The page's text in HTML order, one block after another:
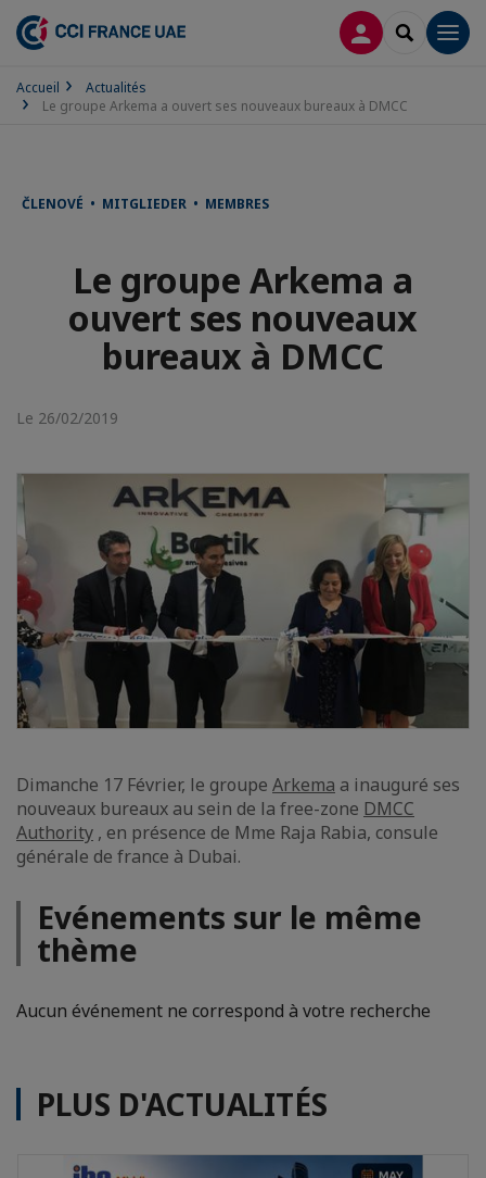
CONNEXION
Accueil
Actualités
Le groupe Arkema a ouvert ses nouveaux bureaux à DMCC
ČLENOVÉ • MITGLIEDER • MEMBRES
Le groupe Arkema a
ouvert ses nouveaux
bureaux à DMCC
Le 26/02/2019
Dimanche 17 Février, le groupe Arkema a inauguré ses
nouveaux bureaux au sein de la free-zone DMCC
Authority , en présence de Mme Raja Rabia, consule
générale de france à Dubai.
Evénements sur le même
thème
Aucun événement ne correspond à votre recherche
PLUS D'ACTUALITÉS